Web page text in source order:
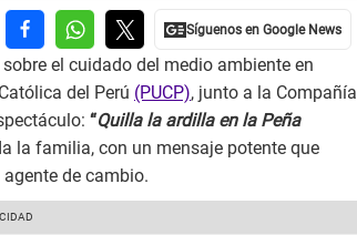
el cuidado del medio ambiente en
del Perú (PUCP), junto a la Compañía
“Quilla la ardilla en la Peña
la familia, con un mensaje potente que
de cambio.